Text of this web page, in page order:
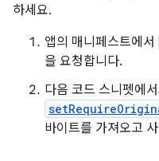
하세요.
앱의 매니페스트에서
을 요청합니다.
다음 코드 스니펫에서
바이트를 가져오고